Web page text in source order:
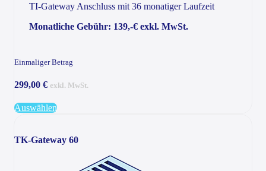
TI-Gateway Anschluss mit 36 monatiger Laufzeit
Monatliche Gebühr: 139,-€ exkl. MwSt.
Einmaliger Betrag
299,00 € exkl. MwSt.
Auswählen
TK-Gateway 60